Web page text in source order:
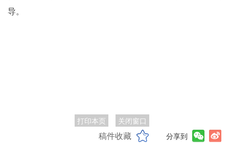
导。
打印本页 关闭窗口
稿件收藏 分享到